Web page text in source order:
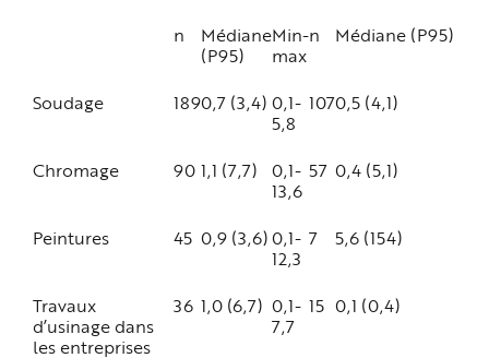
n
Médiane
(P95)
Min-
max
n Médiane (P95)
Soudage 1890,7 (3,4) 0,1-
5,8
1070,5 (4,1)
Chromage 90 1,1 (7,7)
0,1-
13,6
57 0,4 (5,1)
Peintures 45 0,9 (3,6)0,1-
12,3
7 5,6 (154)
Travaux
d’usinage dans
les entreprises
36 1,0 (6,7) 0,1-
7,7
15 0,1 (0,4)